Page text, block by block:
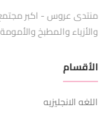
منتدى عروس - اكبر
والأزياء والمطبخ والأمومة
الأقسام
اللغه الانجليزيه